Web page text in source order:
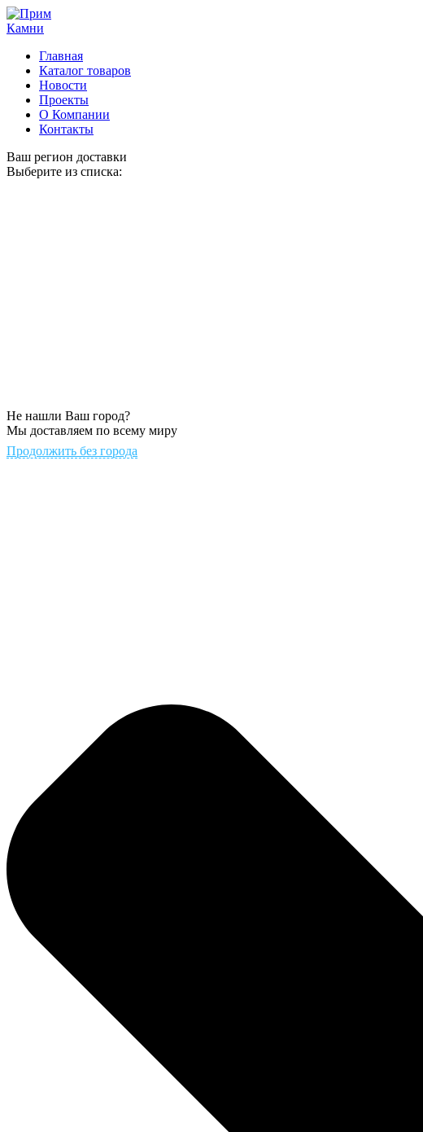
Главная
Каталог товаров
Новости
Проекты
О Компании
Контакты
Ваш регион доставки
Выберите из списка:
Не нашли Ваш город?
Мы доставляем по всему миру
Продолжить без города